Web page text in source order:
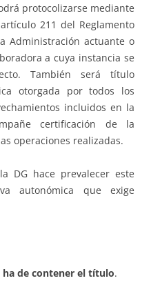
protocolizarse mediante
211 del Reglamento
Administración actuante o
a cuya instancia se
También será título
otorgada por todos los
incluidos en la
certificación de la
operaciones realizadas.
DG hace prevalecer este
autonómica que exige
de contener el título.